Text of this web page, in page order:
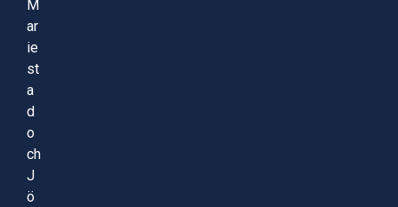
M
ar
ie
st
a
d
o
ch
J
ö